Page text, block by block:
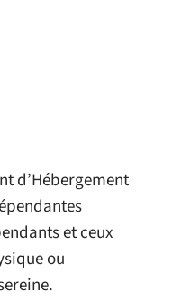
d’Hébergement
et ceux
ou